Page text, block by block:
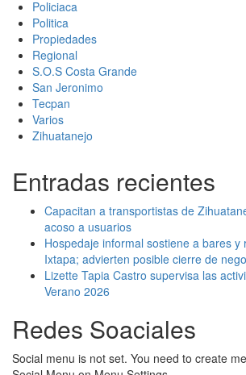
Policiaca
Politica
Propiedades
Regional
S.O.S Costa Grande
San Jeronimo
Tecpan
Varios
Zihuatanejo
Entradas recientes
Capacitan a transportistas de
acoso a usuarios
Hospedaje informal sostiene a bares y
Ixtapa; advierten posible cierre de
Lizette Tapia Castro supervisa las
Verano 2026
Redes Soaciales
Social menu is not set. You need to create